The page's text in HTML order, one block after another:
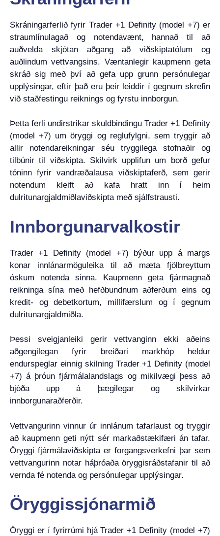
Skráningarferlið fyrir Trader +1 Definity (model +7) er
straumlínulagað og notendavænt, hannað til að
auðvelda skjótan aðgang að viðskiptatólum og
auðlindum vettvangsins. Væntanlegir kaupmenn geta
skráð sig með því að gefa upp grunn persónulegar
upplýsingar, eftir það eru þeir leiddir í gegnum skrefin
við staðfestingu reiknings og fyrstu innborgun.
Þetta ferli undirstrikar skuldbindingu Trader +1 Definity
(model +7) um öryggi og reglufylgni, sem tryggir að
allir notendareikningar séu tryggilega stofnaðir og
tilbúnir til viðskipta. Skilvirk upplifun um borð gefur
tóninn fyrir vandræðalausa viðskiptaferð, sem gerir
notendum kleift að kafa hratt inn í heim
dulritunargjaldmiðlaviðskipta með sjálfstrausti.
Innborgunarvalkostir
Trader +1 Definity (model +7) býður upp á margs
konar innlánarmöguleika til að mæta fjölbreyttum
óskum notenda sinna. Kaupmenn geta fjármagnað
reikninga sína með hefðbundnum aðferðum eins og
kredit- og debetkortum, millifærslum og í gegnum
dulritunargjaldmiðla.
Þessi sveigjanleiki gerir vettvanginn ekki aðeins
aðgengilegan fyrir breiðari markhóp heldur
endurspeglar einnig skilning Trader +1 Definity (model
+7) á þróun fjármálalandslags og mikilvægi þess að
bjóða upp á þægilegar og skilvirkar
innborgunaraðferðir.
Vettvangurinn vinnur úr innlánum tafarlaust og tryggir
að kaupmenn geti nýtt sér markaðstækifæri án tafar.
Öryggi fjármálaviðskipta er forgangsverkefni þar sem
vettvangurinn notar háþróaða öryggisráðstafanir til að
vernda fé notenda og persónulegar upplýsingar.
Öryggissjónarmið
Öryggi er í fyrirrúmi hjá Trader +1 Definity (model +7)